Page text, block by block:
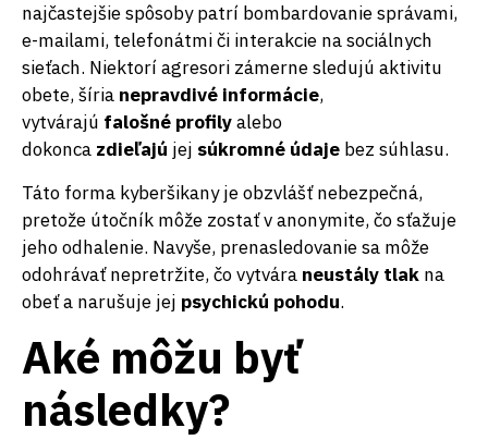
najčastejšie spôsoby patrí bombardovanie správami,
e-mailami, telefonátmi či interakcie na sociálnych
sieťach. Niektorí agresori zámerne sledujú aktivitu
obete, šíria nepravdivé informácie,
vytvárajú falošné profilyalebo
dokonca zdieľajú jej súkromné údaje bez súhlasu.
Táto forma kyberšikany je obzvlášť nebezpečná,
pretože útočník môže zostať v anonymite, čo sťažuje
jeho odhalenie. Navyše, prenasledovanie sa môže
odohrávať nepretržite, čo vytvára neustály tlak na
obeť a narušuje jej psychickú pohodu.
Aké môžu byť
následky?